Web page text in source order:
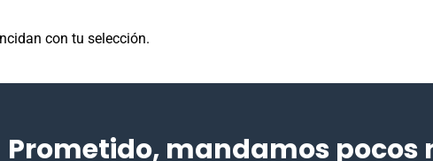
con tu selección.
Prometido, mandamos pocos